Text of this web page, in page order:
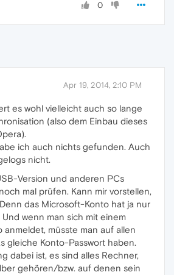
0
Apr 19, 2014, 2:10 PM
es wohl vielleicht auch so lange
(also dem Einbau dieses
ich auch nichts gefunden. Auch
nicht.
Version und anderen PCs
mal prüfen. Kann mir vorstellen,
das Microsoft-Konto hat ja nur
Und wenn man sich mit einem
anmeldet, müsste man auf allen
gleiche Konto-Passwort haben.
dabei ist, es sind alles Rechner,
gehören/bzw. auf denen sein